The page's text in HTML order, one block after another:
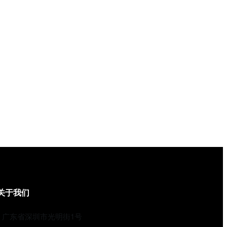
于我们
广东省深圳市光明街1号